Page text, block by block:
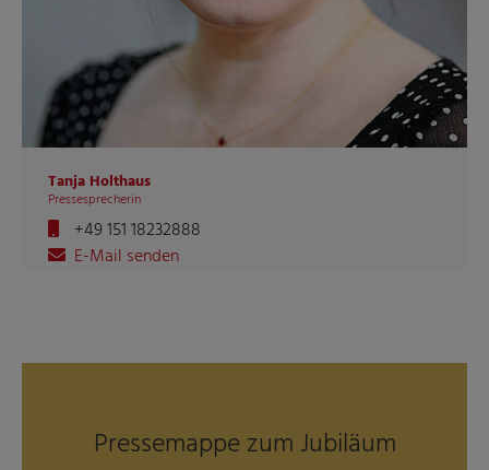
Tanja Holthaus
Pressesprecherin
+49 151 18232888
E-Mail senden
Pressemappe zum Jubiläum